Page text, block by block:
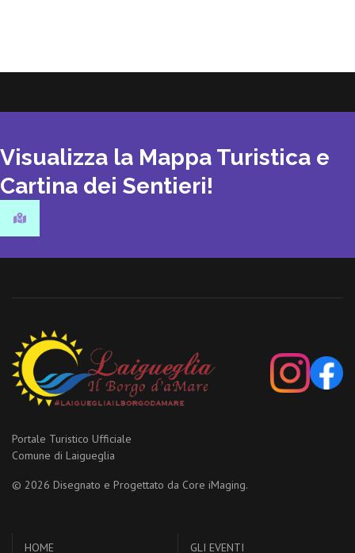
Visualizza la Mappa Turistica e
Cartina dei Sentieri!
Portale Turistico Ufficiale
Comune di Laigueglia
© 2026 Disegnato e Progettato da Core iMaging.
HOME GLI EVENTI